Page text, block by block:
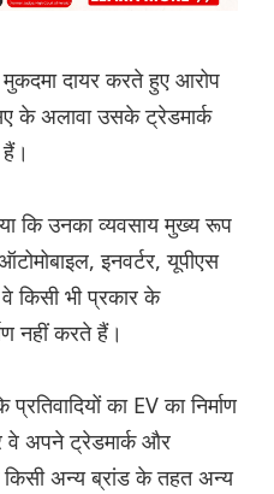
दायर करते हुए आरोप
के ​​अलावा उसके ट्रेडमार्क
कि उनका व्यवसाय मुख्य रूप
इनवर्टर, यूपीएस
किसी भी प्रकार के
नहीं करते हैं।
का EV का निर्माण
वे अपने ट्रेडमार्क और
किसी अन्य ब्रांड के तहत अन्य